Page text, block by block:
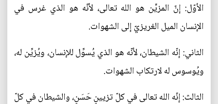
الأوّل: إنّ المزيِّن هو الله تعالى، لأنّه هو الذي غرس في
الإنسان الميل الغريزيّ إلى الشهوات.
الثاني: إنّه الشيطان، لأنّه هو الذي يُسوِّل للإنسان، ويُزيِّن له،
ويُوسوس له لارتكاب الشهوات.
الثالث: إنّه الله تعالى في كلّ تزيينٍ حَسَنٍ، والشيطان في كلّ